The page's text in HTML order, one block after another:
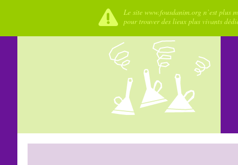
Le site www.fousdanim.org n’est plus
pour trouver des lieux plus vivants